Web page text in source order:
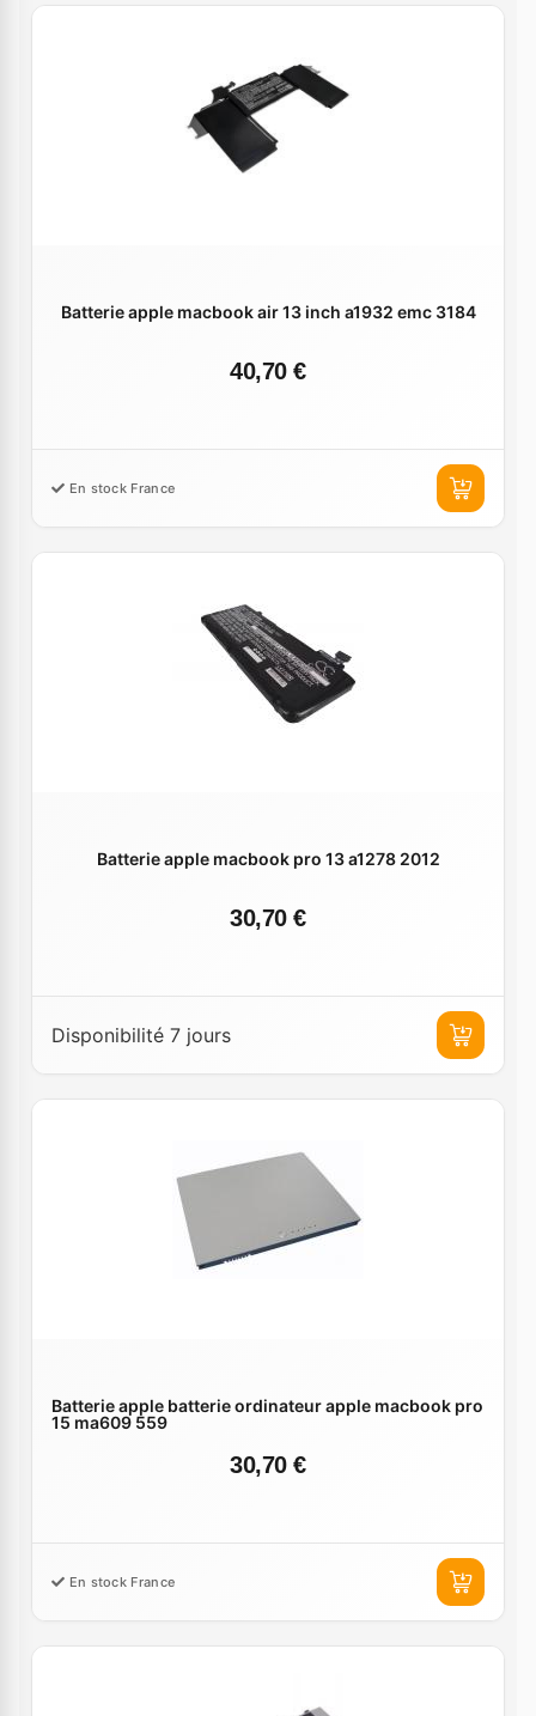
Batterie apple macbook air 13 inch a1932 emc 3184
40,70 €
En stock France
Batterie apple macbook pro 13 a1278 2012
30,70 €
Disponibilité 7 jours
Batterie apple batterie ordinateur apple macbook pro
15 ma609 559
30,70 €
En stock France